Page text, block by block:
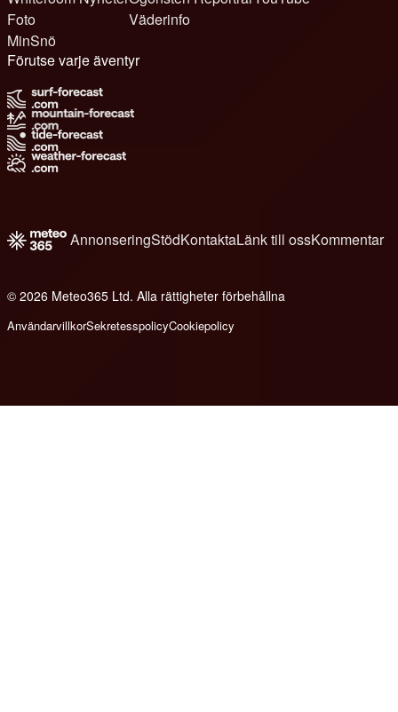
Foto
MinSnö
Väderinfo
Förutse varje äventyr
AnnonseringStödKontaktaLänk till ossKommentar
© 2026 Meteo365 Ltd. Alla rättigheter förbehållna
AnvändarvillkorSekretesspolicyCookiepolicy